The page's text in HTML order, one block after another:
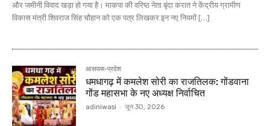
और जमीनी विवाद खड़ा हो गया है। माकपा की वरिष्ठ नेता बृंदा करात ने केंद्रीय ग्रामीण
विकास मंत्री शिवराज सिंह चौहान को एक पत्र लिखकर इन नए नियमों […]
आसपास-प्रदेश
धमधागढ़ में कमलेश सोरी का राजतिलक: गोंडवाना
गोंड महासभा के नए अध्यक्ष निर्वाचित
adiniwasi - जून 30, 2026